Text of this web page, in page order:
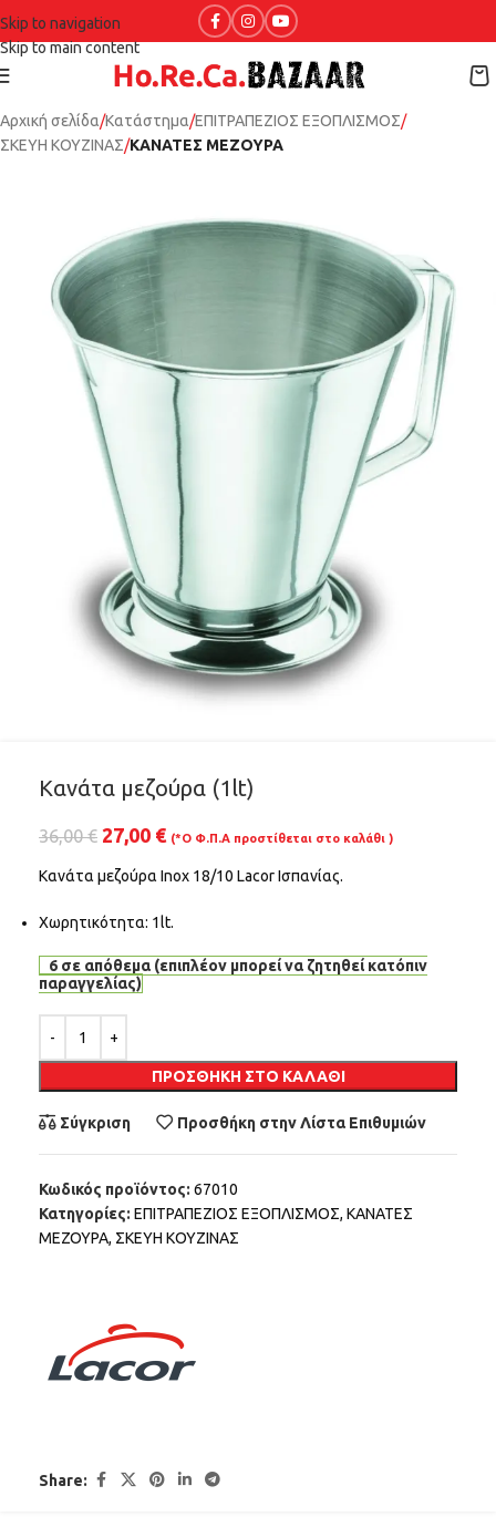
Skip to navigation
Skip to main content
Αρχική σελίδα Κατάστημα ΕΠΙΤΡΑΠΕΖΙΟΣ ΕΞΟΠΛΙΣΜΟΣ
ΣΚΕΥΗ ΚΟΥΖΙΝΑΣ ΚΑΝΑΤΕΣ ΜΕΖΟΥΡΑ
Κανάτα μεζούρα (1lt)
36,00€ 27,00 € (*Ο Φ.Π.Α προστίθεται στο καλάθι )
Κανάτα μεζούρα Inox 18/10 Lacor Ισπανίας.
Χωρητικότητα: 1lt.
6 σε απόθεμα (επιπλέον μπορεί να ζητηθεί κατόπιν
παραγγελίας)
ΠΡΟΣΘΉΚΗ ΣΤΟ ΚΑΛΆΘΙ
Σύγκριση Προσθήκη στην Λίστα Επιθυμιών
Κωδικός προϊόντος: 67010
Κατηγορίες: ΕΠΙΤΡΑΠΕΖΙΟΣ ΕΞΟΠΛΙΣΜΟΣ, ΚΑΝΑΤΕΣ
ΜΕΖΟΥΡΑ, ΣΚΕΥΗ ΚΟΥΖΙΝΑΣ
Share: